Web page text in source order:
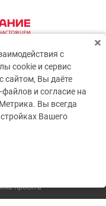
проекта
с
cookie и сервис
сайтом, Вы даёте
и согласие на
Вы всегда
Вашего